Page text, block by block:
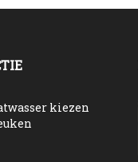
kiezen